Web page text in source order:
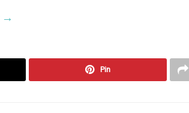
→
Pin